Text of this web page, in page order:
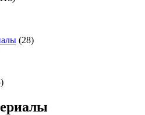
(28)